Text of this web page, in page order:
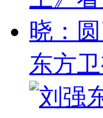
东方